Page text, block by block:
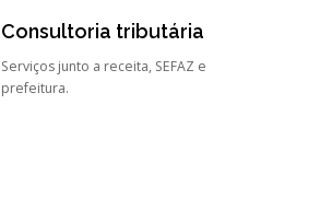
Consultoria tributária
Serviços junto a receita, SEFAZ e
prefeitura.